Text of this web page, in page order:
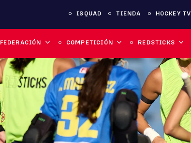
ISQUAD TIENDA HOCKEY TV
FEDERACIÓN COMPETICIÓN REDSTICKS